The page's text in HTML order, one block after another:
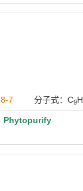
7 分子式：C9H
Phytopurify